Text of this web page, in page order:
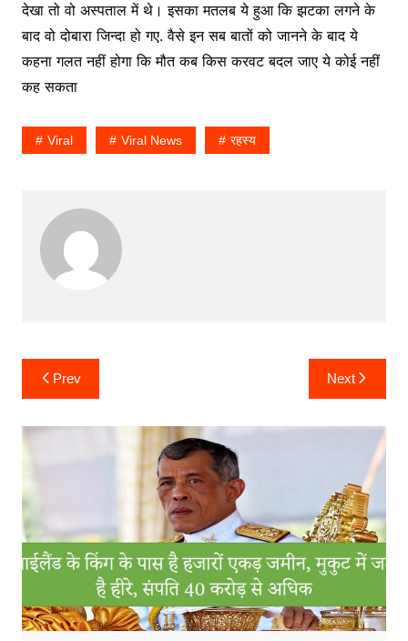
देखा तो वो अस्पताल में थे। इसका मतलब ये हुआ कि झटका लगने के
बाद वो दोबारा जिन्दा हो गए. वैसे इन सब बातों को जानने के बाद ये
कहना गलत नहीं होगा कि मौत कब किस करवट बदल जाए ये कोई नहीं
कह सकता
Viral Viral News रहस्य
Post
navigation
Prev Next